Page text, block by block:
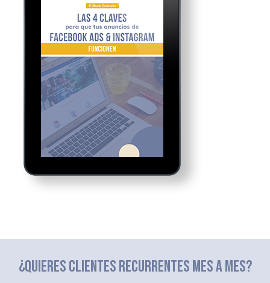
¿QUIERES CLIENTES RECURRENTES MES A MES?